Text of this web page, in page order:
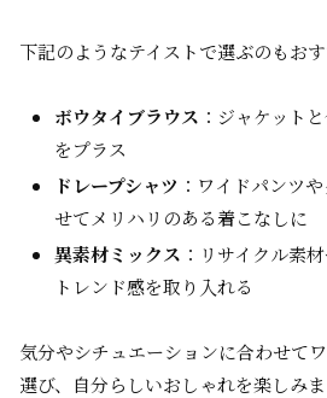
下記のようなテイストで選ぶのもおす
ボウタイブラウス ：ジャケット
をプラス
ドレープシャツ ：ワイドパンツ
せてメリハリのある着こなしに
異素材ミックス ：リサイクル素
トレンド感を取り入れる
気分やシチュエーションに合わせて
選び、自分らしいおしゃれを楽しみま